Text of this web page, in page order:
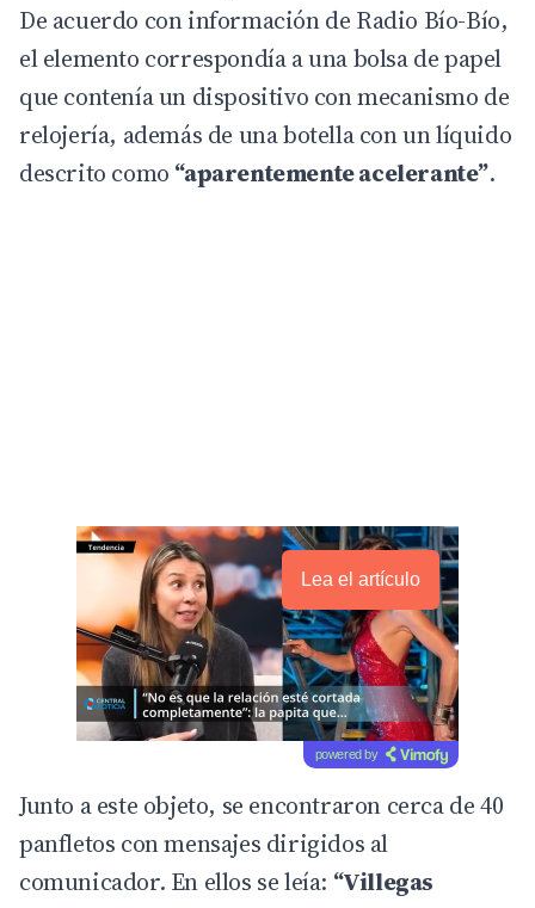
De acuerdo con información de Radio Bío-Bío,
el elemento correspondía a una bolsa de papel
que contenía un dispositivo con mecanismo de
relojería, además de una botella con un líquido
descrito como “aparentemente acelerante”.
Lea el artículo
powered by
Junto a este objeto, se encontraron cerca de 40
panfletos con mensajes dirigidos al
comunicador. En ellos se leía: “Villegas